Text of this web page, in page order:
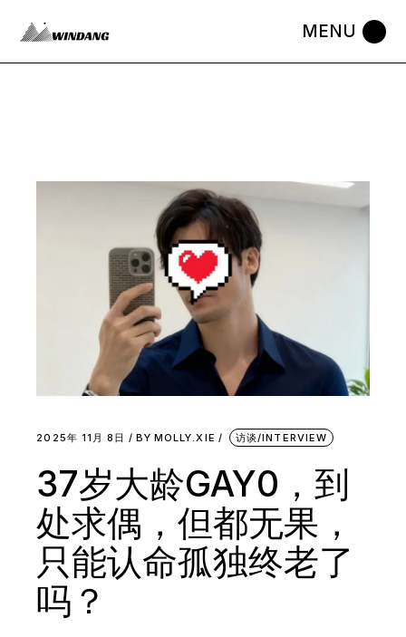
2025年 11月 8日 BY MOLLY.XIE 访谈/INTERVIEW
37岁大龄GAY0，到
处求偶，但都无果，
只能认命孤独终老了
吗？